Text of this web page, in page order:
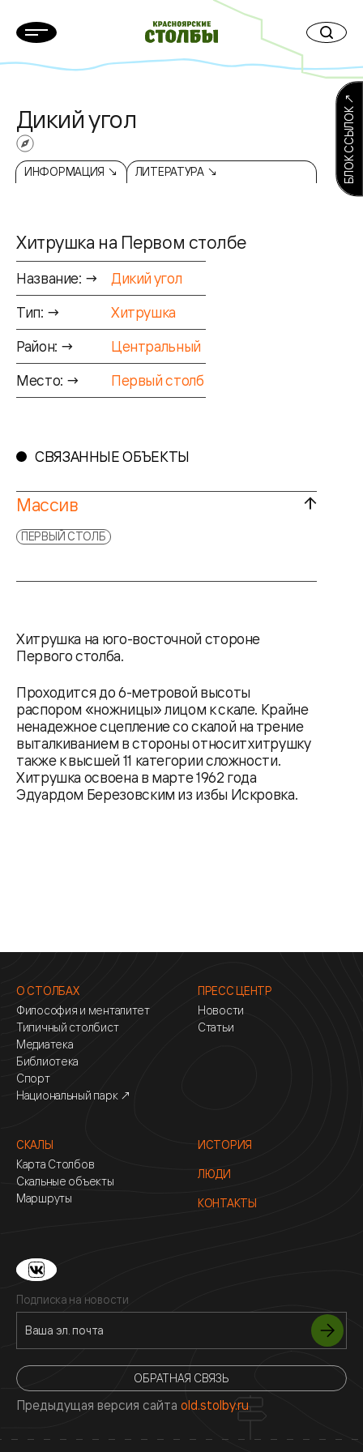
Дикий угол
ИНФОРМАЦИЯ ↘ ЛИТЕРАТУРА ↘
Хитрушка на Первом столбе
Название: →
Дикий угол
Тип: →
Хитрушка
Район: →
Центральный
Место: →
Первый столб
СВЯЗАННЫЕ ОБЪЕКТЫ
Массив
ПЕРВЫЙ СТОЛБ
Хитрушка на юго-восточной стороне
Первого столба.
Проходится до 6-метровой высоты
распором «ножницы» лицом к скале. Крайне
ненадежное сцепление со скалой на трение
выталкиванием в стороны относит хитрушку
также к высшей 11 категории сложности.
Хитрушка освоена в марте 1962 года
Эдуардом Березовским из избы Искровка.
БЛОК ССЫЛОК ↗
О СТОЛБАХ
Философия и менталитет
Типичный столбист
Медиатека
Библиотека
Спорт
Национальный парк ↗
ПРЕСС ЦЕНТР
Новости
Статьи
СКАЛЫ
Карта Столбов
Скальные объекты
Маршруты
ИСТОРИЯ
ЛЮДИ
КОНТАКТЫ
Подписка на новости
ОБРАТНАЯ СВЯЗЬ
Предыдущая версия сайта old.stolby.ru